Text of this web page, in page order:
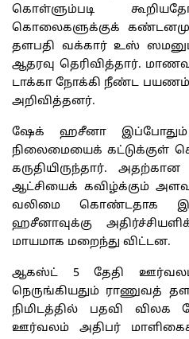
கொள்ளும்படி
கொலைகளுக்குக்
தளபதி வக்கார் உஸ் ஸமனும்
ஆதரவு தெரிவித்தார்.
டாக்கா நோக்கி நீண்ட
அறிவித்தனர்.
ஷேக் ஹசீனா இப்போதும்
நிலைமையைக் கட்டுக்குள்
கருதியிருந்தார்.
ஆட்சியைக் கவிழ்க்கும்
வலிமை கொண்டதாக
ஹசீனாவுக்கு
மாயமாக மறைந்து விட்டன.
ஆகஸ்ட் 5 தேதி
நெருங்கியதும் ராணுவத்
நிமிடத்தில் பதவி விலக
ஊர்வலம் அதிபர்